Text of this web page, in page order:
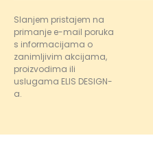
Slanjem pristajem na
primanje e-mail poruka
s informacijama o
zanimljivim akcijama,
proizvodima ili
uslugama ELIS DESIGN-
a.